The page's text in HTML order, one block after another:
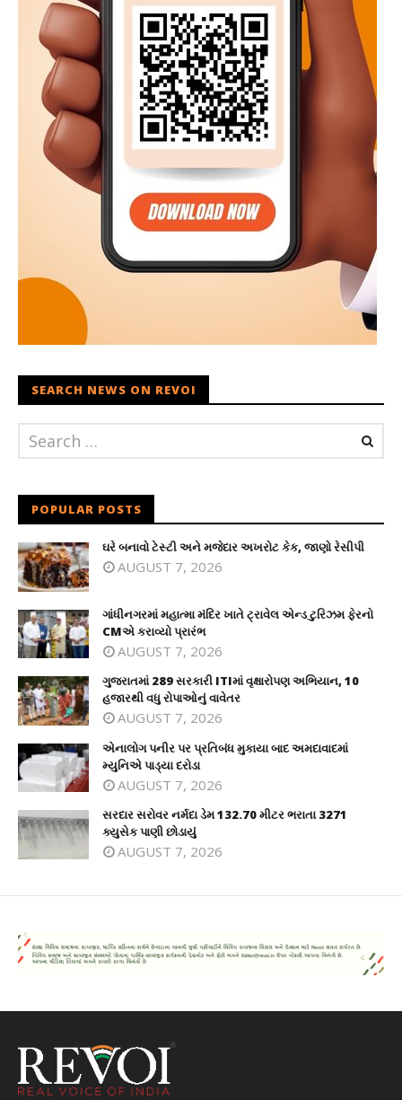
SEARCH NEWS ON REVOI
POPULAR POSTS
ઘરે બનાવો ટેસ્ટી અને મજેદાર અખરોટ કેક, જાણો રેસીપી
AUGUST 7, 2026
ગાંધીનગરમાં મહાત્મા મંદિર ખાતે ટ્રાવેલ એન્ડ ટુરિઝમ ફેરનો
CMએ કરાવ્યો પ્રારંભ
AUGUST 7, 2026
ગુજરાતમાં 289 સરકારી ITIમાં વૃક્ષારોપણ અભિયાન, 10
હજારથી વધુ રોપાઓનું વાવેતર
AUGUST 7, 2026
એનાલોગ પનીર પર પ્રતિબંધ મુકાયા બાદ અમદાવાદમાં
મ્યુનિએ પાડ્યા દરોડા
AUGUST 7, 2026
સરદાર સરોવર નર્મદા ડેમ 132.70 મીટર ભરાતા 3271
ક્યુસેક પાણી છોડાયું
AUGUST 7, 2026